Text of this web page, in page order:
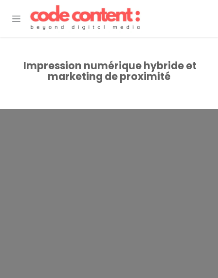
Se rendre au contenu
Impression numérique hybride et
marketing de proximité